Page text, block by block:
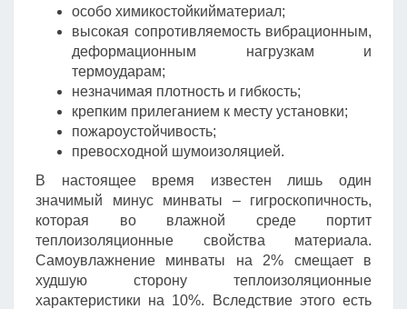
особо химикостойкийматериал;
высокая сопротивляемость вибрационным,
деформационным нагрузкам и
термоударам;
незначимая плотность и гибкость;
крепким прилеганием к месту установки;
пожароустойчивость;
превосходной шумоизоляцией.
В настоящее время известен лишь один
значимый минус минваты – гигроскопичность,
которая во влажной среде портит
теплоизоляционные свойства материала.
Самоувлажнение минваты на 2% смещает в
худшую сторону теплоизоляционные
характеристики на 10%. Вследствие этого есть